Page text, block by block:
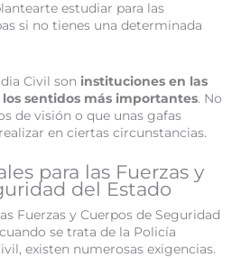
estudiar para las
si no tienes una determinada
Civil son instituciones en las
sentidos más importantes. No
de visión o que unas gafas
en ciertas circunstancias.
para las Fuerzas y
del Estado
Fuerzas y Cuerpos de Seguridad
se trata de la Policía
existen numerosas exigencias.